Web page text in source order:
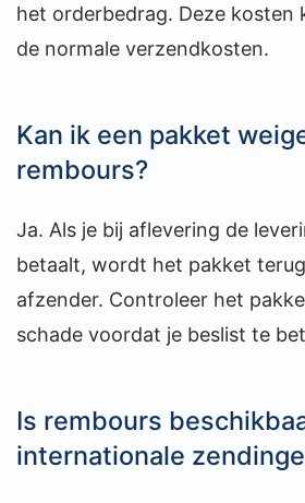
het orderbedrag. Deze kosten
de normale verzendkosten.
Kan ik een pakket
rembours?
Ja. Als je bij aflevering de
betaalt, wordt het pakket
afzender. Controleer het
schade voordat je beslist te
Is rembours
internationale